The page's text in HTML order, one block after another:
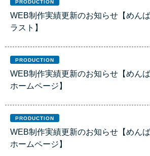
PRODUCTION
WEB制作実績更新のお知らせ【めん
ラスト】
PRODUCTION
WEB制作実績更新のお知らせ【めん
ホームページ】
PRODUCTION
WEB制作実績更新のお知らせ【めん
ホームページ】